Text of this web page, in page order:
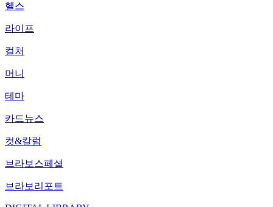
헬스
라이프
컬처
머니
테마
카드뉴스
컷&칼럼
브라보스페셜
브라보리포트